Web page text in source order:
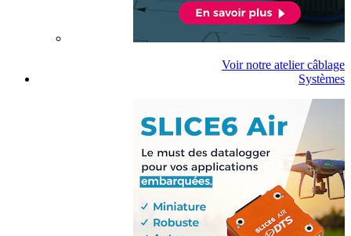
Voir notre atelier câblage
Systèmes